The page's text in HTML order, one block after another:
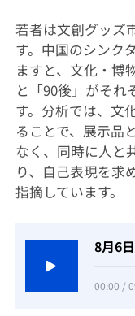
若者は文創グッズ
す。中国のシンク
ますと、文化・博
と「90後」がそれ
す。分析では、文
ることで、展示品
なく、同時に人と
り、自己表現を求
指摘しています。
8月6
00:00 /